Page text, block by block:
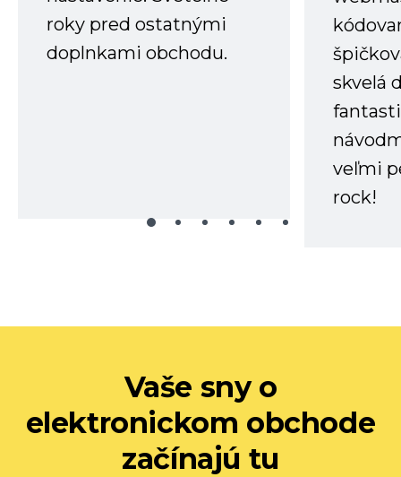
roky pred ostatnými
doplnkami obchodu.
skvelá
veľmi
rock!
Vaše sny o
elektronickom obchode
začínajú tu